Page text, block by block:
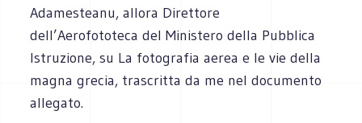
Adamesteanu, allora Direttore
dell’Aerofototeca del Ministero della Pubblica
Istruzione, su La fotografia aerea e le vie della
magna grecia, trascritta da me nel documento
allegato.